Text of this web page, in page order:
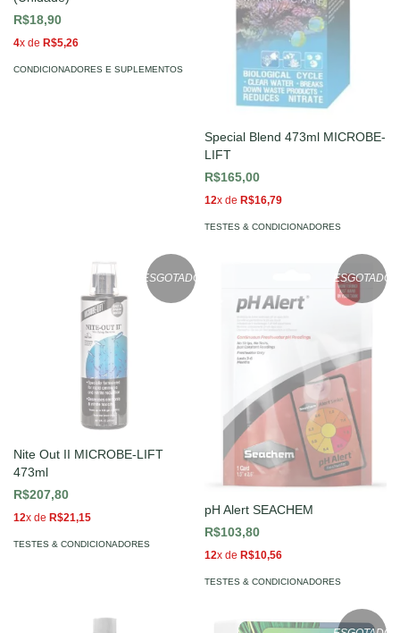
R$18,90
4x de R$5,26
CONDICIONADORES E SUPLEMENTOS
Special Blend 473ml MICROBE-
LIFT
R$165,00
12x de R$16,79
TESTES & CONDICIONADORES
ESGOTADO
Nite Out II MICROBE-LIFT
473ml
R$207,80
12x de R$21,15
TESTES & CONDICIONADORES
ESGOTADO
pH Alert SEACHEM
R$103,80
12x de R$10,56
TESTES & CONDICIONADORES